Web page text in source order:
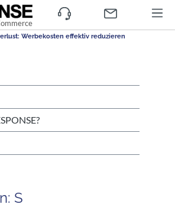
Werbekosten effektiv reduzieren
S